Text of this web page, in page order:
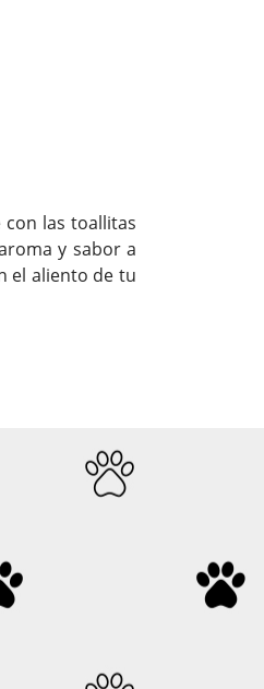
las toallitas
y sabor a
el aliento de tu